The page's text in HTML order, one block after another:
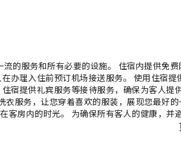
的服务和所有必要的设施。 住宿内提供免
办理入住前预订机场接送服务。 使用住宿提
宿提供礼宾服务等接待服务，确保为客人提
服务，让您穿着喜欢的服装，展现您最好的
客房内的时光。 为确保所有客人的健康，并
的健康和福祉，您仅可在指定区域吸烟。为